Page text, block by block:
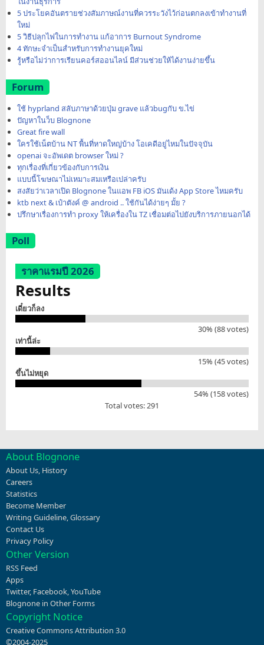
5 ประโยคอันตรายช่วงสัมภาษณ์งานที่ควรระวังไว้ก่อนตกลงเข้าทำงานที่
ใหม่
5 วิธีปลุกไฟในการทำงาน แก้อาการ Burnout Syndrome
4 ทักษะจำเป็นสำหรับการทำงานยุคใหม่
รู้หรือไม่ว่าการเรียนคอร์สออนไลน์ มีส่วนช่วยให้ได้งานง่ายขึ้น
Forum
ใช้ hyprland สลับภาษาด้วยปุ่ม grave แล้วbugกับ ข.ไข่
ปัญหาในว็บ Blognone
Great fire wall
ใครใช้เน็ตบ้าน NT พื้นที่หาดใหญ่บ้าง โอเคดีอยู่ไหมในปัจจุบัน
openai จะอัพเดต browser ใหม่ ?
ทุกเรื่องที่เกี่ยวข้องกับการเงิน
แบบนี้โฆษณาไม่เหมาะสมเหรือเปล่าครับ
สงสัยว่าเวลาเปิด Blognone ในแอพ FB iOS มันเด้ง App Store ไหมครับ
ktb next & เป๋าตังค์ @ android .. ใช้กันได้ง่ายๆ มั้ย ?
ปรึกษาเรื่องการทำ proxy ให้เครื่องใน TZ เชื่อมต่อไปยังบริการภายนอกได้
Poll
ราคาแรมปี 2026
Results
เดี๋ยวก็ลง
30% (88 votes)
เท่านี้ล่ะ
15% (45 votes)
ขึ้นไม่หยุด
54% (158 votes)
Total votes: 291
About Blognone
About Us, History
Careers
Statistics
Become Member
Writing Guideline,Glossary
Contact Us
Privacy Policy
Other Version
RSS Feed
Apps
Twitter, Facebook,YouTube
Blognone in Other Forms
Copyright Notice
Creative Commons Attribution 3.0
©2004-2025